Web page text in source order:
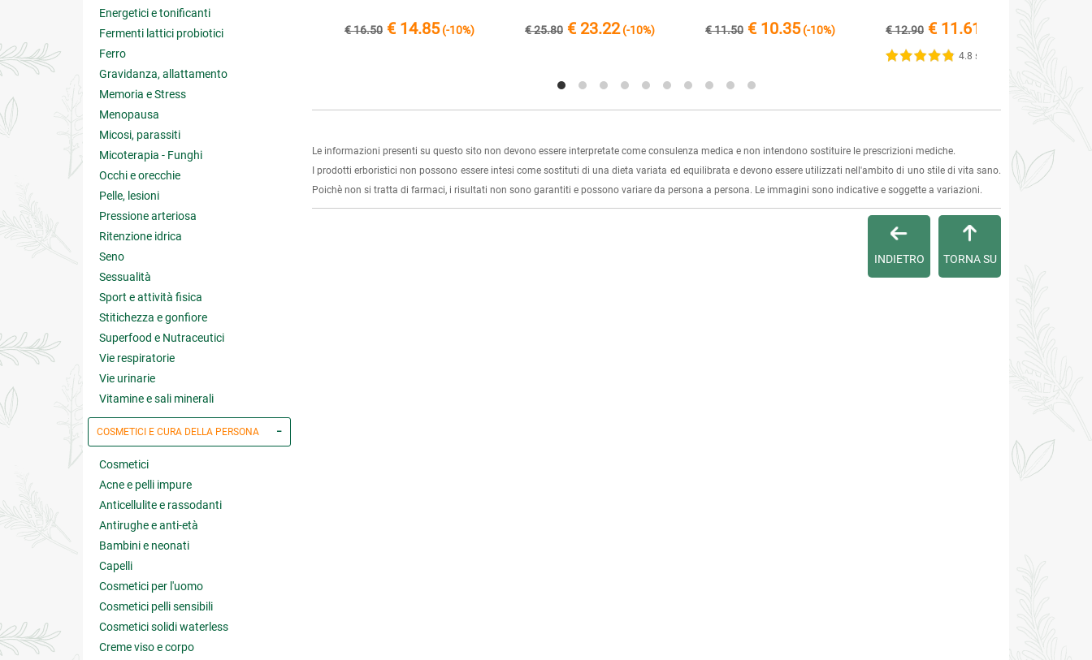
Energetici e tonificanti
Fermenti lattici probiotici
Ferro
Gravidanza, allattamento
Memoria e Stress
Menopausa
Micosi, parassiti
Micoterapia - Funghi
Occhi e orecchie
Pelle, lesioni
Pressione arteriosa
Ritenzione idrica
Seno
Sessualità
Sport e attività fisica
Stitichezza e gonfiore
Superfood e Nutraceutici
Vie respiratorie
Vie urinarie
Vitamine e sali minerali
COSMETICI E CURA DELLA PERSONA
Cosmetici
Acne e pelli impure
Anticellulite e rassodanti
Antirughe e anti-età
Bambini e neonati
Capelli
Cosmetici per l'uomo
Cosmetici pelli sensibili
Cosmetici solidi waterless
Creme viso e corpo
€ 16.50 € 14.85(-10%) € 25.80 € 23.22(-10%) € 11.50 € 10.35(-10%) € 12.90 € 11.61
4.8 su 5
(-10%)
4 su 5
€ 16.90 € 15.21
Le informazioni presenti su questo sito non devono essere interpretate come consulenza medica e non intendono sostituire le prescrizioni mediche.
I prodotti erboristici non possono essere intesi come sostituti di una dieta variata ed equilibrata e devono essere utilizzati nell'ambito di uno stile di vita sano.
Poichè non si tratta di farmaci, i risultati non sono garantiti e possono variare da persona a persona. Le immagini sono indicative e soggette a variazioni.
TORNA SU
INDIETRO